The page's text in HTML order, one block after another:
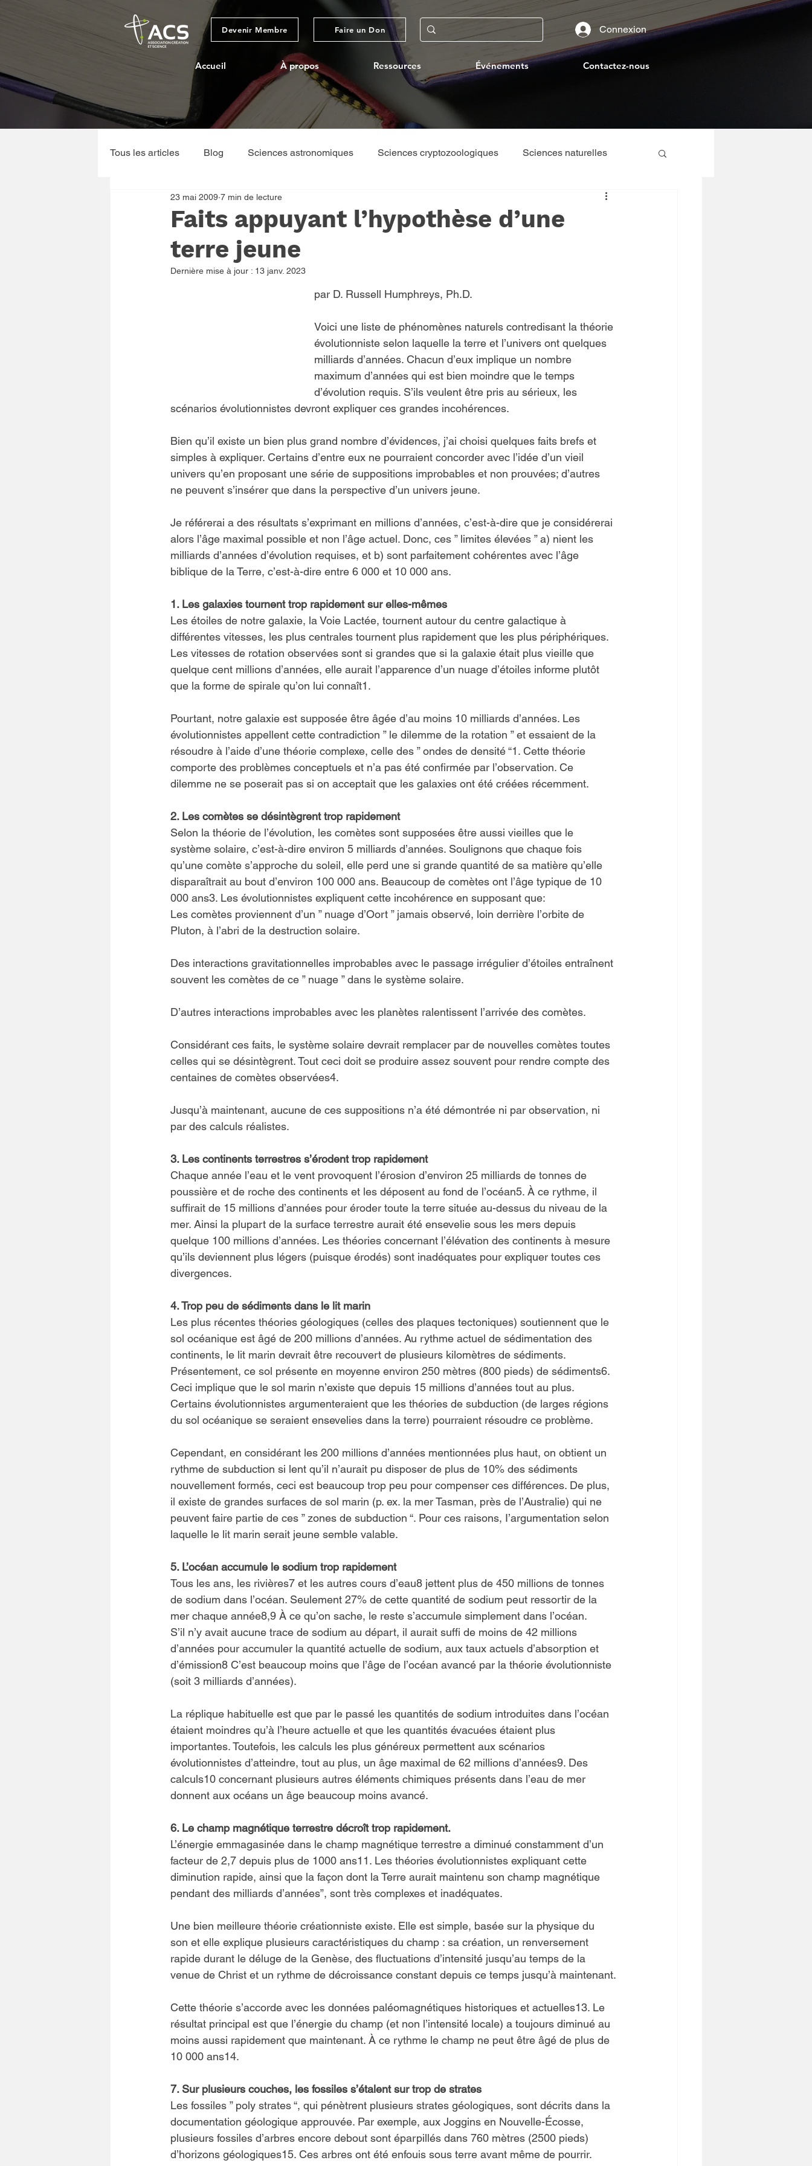
Devenir Membre Faire un Don Connexion
Accueil À propos Ressources Événements Contactez-nous
Tous les articles Blog Sciences astronomiques Sciences cryptozoologiques Sciences naturelles
Sciences physiques et géologiques
Faits appuyant l’hypothèse d’une
terre jeune
23 mai 2009 7 min de lecture
Dernière mise à jour : 13 janv. 2023
par D. Russell Humphreys, Ph.D.
Voici une liste de phénomènes naturels contredisant la théorie
évolutionniste selon laquelle la terre et l’univers ont quelques
milliards d’années. Chacun d’eux implique un nombre
maximum d’années qui est bien moindre que le temps
d’évolution requis. S’ils veulent être pris au sérieux, les
scénarios évolutionnistes devront expliquer ces grandes incohérences.
Bien qu’il existe un bien plus grand nombre d’évidences, j’ai choisi quelques faits brefs et
simples à expliquer. Certains d’entre eux ne pourraient concorder avec l’idée d’un vieil
univers qu’en proposant une série de suppositions improbables et non prouvées; d’autres
ne peuvent s’insérer que dans la perspective d’un univers jeune.
Je référerai a des résultats s’exprimant en millions d’années, c’est-à-dire que je considérerai
alors l’âge maximal possible et non l’âge actuel. Donc, ces ” limites élevées ” a) nient les
milliards d’années d’évolution requises, et b) sont parfaitement cohérentes avec l’âge
biblique de la Terre, c’est-à-dire entre 6 000 et 10 000 ans.
1. Les galaxies tournent trop rapidement sur elles-mêmes
Les étoiles de notre galaxie, la Voie Lactée, tournent autour du centre galactique à
différentes vitesses, les plus centrales tournent plus rapidement que les plus périphériques.
Les vitesses de rotation observées sont si grandes que si la galaxie était plus vieille que
quelque cent millions d’années, elle aurait l’apparence d’un nuage d’étoiles informe plutôt
que la forme de spirale qu’on lui connaît1.
Pourtant, notre galaxie est supposée être âgée d’au moins 10 milliards d’années. Les
évolutionnistes appellent cette contradiction ” le dilemme de la rotation ” et essaient de la
résoudre à l’aide d’une théorie complexe, celle des ” ondes de densité “1. Cette théorie
comporte des problèmes conceptuels et n’a pas été confirmée par l’observation. Ce
dilemme ne se poserait pas si on acceptait que les galaxies ont été créées récemment.
2. Les comètes se désintègrent trop rapidement
Selon la théorie de l’évolution, les comètes sont supposées être aussi vieilles que le
système solaire, c’est-à-dire environ 5 milliards d’années. Soulignons que chaque fois
qu’une comète s’approche du soleil, elle perd une si grande quantité de sa matière qu’elle
disparaîtrait au bout d’environ 100 000 ans. Beaucoup de comètes ont l’âge typique de 10
000 ans3. Les évolutionnistes expliquent cette incohérence en supposant que:
Les comètes proviennent d’un ” nuage d’Oort ” jamais observé, loin derrière l’orbite de
Pluton, à l’abri de la destruction solaire.
Des interactions gravitationnelles improbables avec le passage irrégulier d’étoiles entraînent
souvent les comètes de ce ” nuage ” dans le système solaire.
D’autres interactions improbables avec les planètes ralentissent l’arrivée des comètes.
Considérant ces faits, le système solaire devrait remplacer par de nouvelles comètes toutes
celles qui se désintègrent. Tout ceci doit se produire assez souvent pour rendre compte des
centaines de comètes observées4.
Jusqu’à maintenant, aucune de ces suppositions n’a été démontrée ni par observation, ni
par des calculs réalistes.
3. Les continents terrestres s’érodent trop rapidement
Chaque année l’eau et le vent provoquent l’érosion d’environ 25 milliards de tonnes de
poussière et de roche des continents et les déposent au fond de l’océan5. À ce rythme, il
suffirait de 15 millions d’années pour éroder toute la terre située au-dessus du niveau de la
mer. Ainsi la plupart de la surface terrestre aurait été ensevelie sous les mers depuis
quelque 100 millions d’années. Les théories concernant l’élévation des continents à mesure
qu’ils deviennent plus légers (puisque érodés) sont inadéquates pour expliquer toutes ces
divergences.
4. Trop peu de sédiments dans le lit marin
Les plus récentes théories géologiques (celles des plaques tectoniques) soutiennent que le
sol océanique est âgé de 200 millions d’années. Au rythme actuel de sédimentation des
continents, le lit marin devrait être recouvert de plusieurs kilomètres de sédiments.
Présentement, ce sol présente en moyenne environ 250 mètres (800 pieds) de sédiments6.
Ceci implique que le sol marin n’existe que depuis 15 millions d’années tout au plus.
Certains évolutionnistes argumenteraient que les théories de subduction (de larges régions
du sol océanique se seraient ensevelies dans la terre) pourraient résoudre ce problème.
Cependant, en considérant les 200 millions d’années mentionnées plus haut, on obtient un
rythme de subduction si lent qu’il n’aurait pu disposer de plus de 10% des sédiments
nouvellement formés, ceci est beaucoup trop peu pour compenser ces différences. De plus,
il existe de grandes surfaces de sol marin (p. ex. la mer Tasman, près de l’Australie) qui ne
peuvent faire partie de ces ” zones de subduction “. Pour ces raisons, I’argumentation selon
laquelle le lit marin serait jeune semble valable.
5. L’océan accumule le sodium trop rapidement
Tous les ans, les rivières7 et les autres cours d’eau8 jettent plus de 450 millions de tonnes
de sodium dans l’océan. Seulement 27% de cette quantité de sodium peut ressortir de la
mer chaque année8,9 À ce qu’on sache, le reste s’accumule simplement dans l’océan.
S’il n’y avait aucune trace de sodium au départ, il aurait suffi de moins de 42 millions
d’années pour accumuler la quantité actuelle de sodium, aux taux actuels d’absorption et
d’émission8 C’est beaucoup moins que l’âge de l’océan avancé par la théorie évolutionniste
(soit 3 milliards d’années).
La réplique habituelle est que par le passé les quantités de sodium introduites dans l’océan
étaient moindres qu’à l’heure actuelle et que les quantités évacuées étaient plus
importantes. Toutefois, les calculs les plus généreux permettent aux scénarios
évolutionnistes d’atteindre, tout au plus, un âge maximal de 62 millions d’années9. Des
calculs10 concernant plusieurs autres éléments chimiques présents dans l’eau de mer
donnent aux océans un âge beaucoup moins avancé.
6. Le champ magnétique terrestre décroît trop rapidement.
L’énergie emmagasinée dans le champ magnétique terrestre a diminué constamment d’un
facteur de 2,7 depuis plus de 1000 ans11. Les théories évolutionnistes expliquant cette
diminution rapide, ainsi que la façon dont la Terre aurait maintenu son champ magnétique
pendant des milliards d’années”, sont très complexes et inadéquates.
Une bien meilleure théorie créationniste existe. Elle est simple, basée sur la physique du
son et elle explique plusieurs caractéristiques du champ : sa création, un renversement
rapide durant le déluge de la Genèse, des fluctuations d’intensité jusqu’au temps de la
venue de Christ et un rythme de décroissance constant depuis ce temps jusqu’à maintenant.
Cette théorie s’accorde avec les données paléomagnétiques historiques et actuelles13. Le
résultat principal est que l’énergie du champ (et non l’intensité locale) a toujours diminué au
moins aussi rapidement que maintenant. À ce rythme le champ ne peut être âgé de plus de
10 000 ans14.
7. Sur plusieurs couches, les fossiles s’étalent sur trop de strates
Les fossiles ” poly strates “, qui pénètrent plusieurs strates géologiques, sont décrits dans la
documentation géologique approuvée. Par exemple, aux Joggins en Nouvelle-Écosse,
plusieurs fossiles d’arbres encore debout sont éparpillés dans 760 mètres (2500 pieds)
d’horizons géologiques15. Ces arbres ont été enfouis sous terre avant même de pourrir.